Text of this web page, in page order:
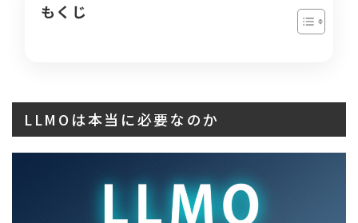
もくじ
LLMOは本当に必要なのか